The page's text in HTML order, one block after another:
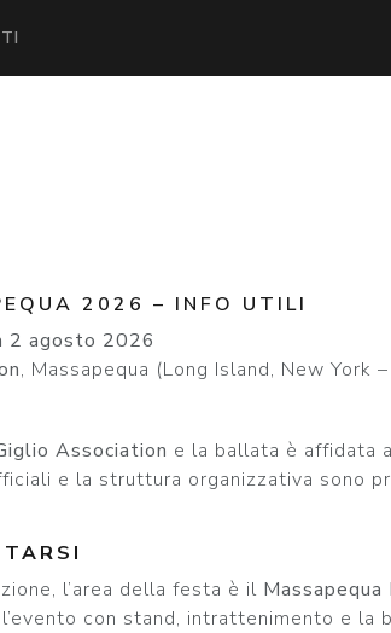
2026 – INFO UTILI
2 agosto 2026
, Massapequa (Long Island, New York
Association e la ballata è affidata
e la struttura organizzativa sono
l’area della festa è il
con stand, intrattenimento e la